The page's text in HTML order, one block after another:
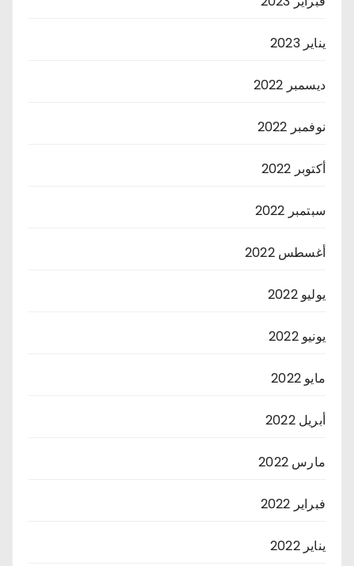
يناير 2023
ديسمبر 2022
نوفمبر 2022
أكتوبر 2022
سبتمبر 2022
أغسطس 2022
يوليو 2022
يونيو 2022
مايو 2022
أبريل 2022
مارس 2022
فبراير 2022
يناير 2022